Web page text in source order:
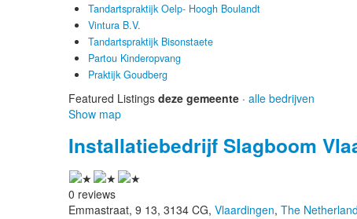
Tandartspraktijk Oelp- Hoogh Boulandt
Vintura B.V.
Tandartspraktijk Bisonstaete
Partou Kinderopvang
Praktijk Goudberg
Featured Listings deze gemeente · alle bedrijven
Show map
Installatiebedrijf Slagboom
0 reviews
Emmastraat, 9 13, 3134 CG, Vlaardingen, The